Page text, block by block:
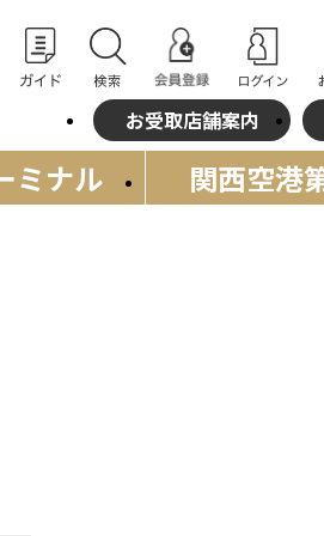
お受取店舗案内
ミナル 関西空港